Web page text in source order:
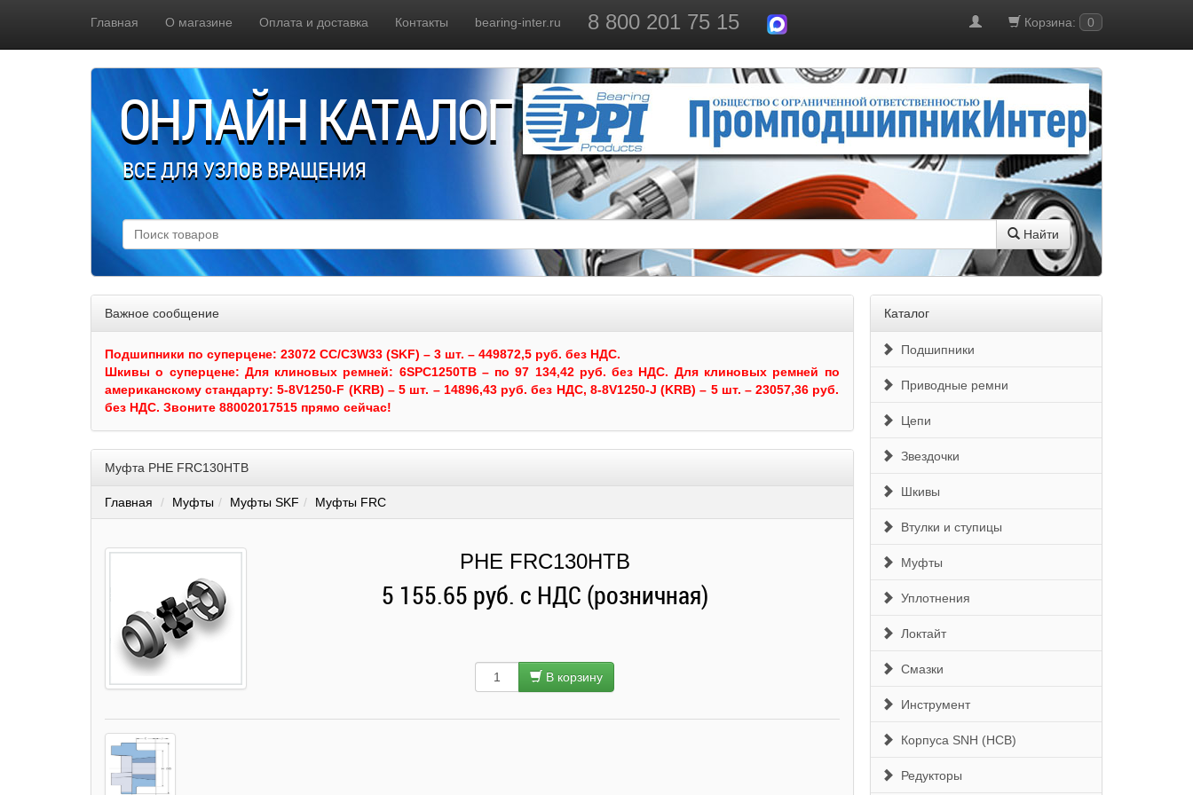
Главная О магазине Оплата и доставка Контакты bearing-inter.ru 8 800 201 75 15 Корзина: 0
ОНЛАЙН КАТАЛОГ
ВСЕ ДЛЯ УЗЛОВ ВРАЩЕНИЯ
Найти
Важное сообщение
Подшипники по суперцене: 23072 CC/C3W33 (SKF) – 3 шт. – 449872,5 руб. без НДС.
Шкивыо суперцене: Для клиновых ремней: 6SPC1250TB – по 97 134,42 руб. без НДС. Для клиновых ремней по
американскому стандарту: 5-8V1250-F (KRB) – 5 шт. – 14896,43 руб. без НДС, 8-8V1250-J (KRB) – 5 шт. – 23057,36 руб.
без НДС. Звоните 88002017515 прямо сейчас!
Муфта PHE FRC130HTB
Главная Муфты Муфты SKF Муфты FRC
PHE FRC130HTB
5 155.65 руб. с НДС (розничная)
В корзину
Каталог
Подшипники
Приводные ремни
Цепи
Звездочки
Шкивы
Втулки и ступицы
Муфты
Уплотнения
Локтайт
Смазки
Инструмент
Корпуса SNH (HCB)
Редукторы